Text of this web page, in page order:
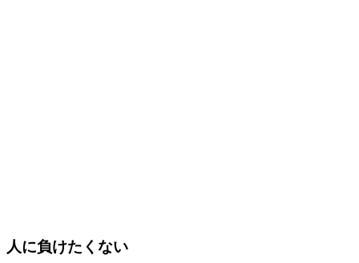
人に負けたくない